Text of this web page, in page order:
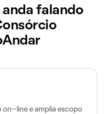
anda falando
line e amplia escopo